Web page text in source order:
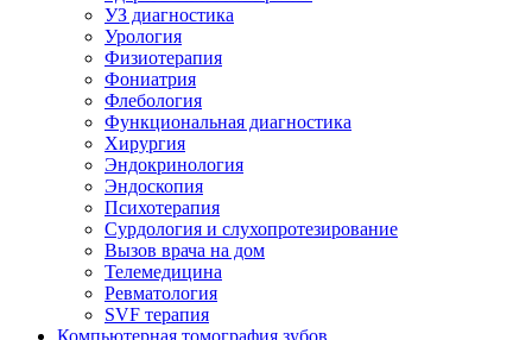
УЗ диагностика
Урология
Физиотерапия
Фониатрия
Флебология
Функциональная диагностика
Хирургия
Эндокринология
Эндоскопия
Психотерапия
Сурдология и слухопротезирование
Вызов врача на дом
Телемедицина
Ревматология
SVF терапия
Компьютерная томография зубов